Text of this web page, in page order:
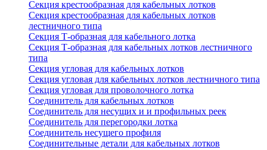
Секция крестообразная для кабельных лотков
Секция крестообразная для кабельных лотков
лестничного типа
Секция Т-образная для кабельного лотка
Секция Т-образная для кабельных лотков лестничного
типа
Секция угловая для кабельных лотков
Секция угловая для кабельных лотков лестничного типа
Секция угловая для проволочного лотка
Соединитель для кабельных лотков
Соединитель для несущих и и профильных реек
Соединитель для перегородки лотка
Соединитель несущего профиля
Соединительные детали для кабельных лотков